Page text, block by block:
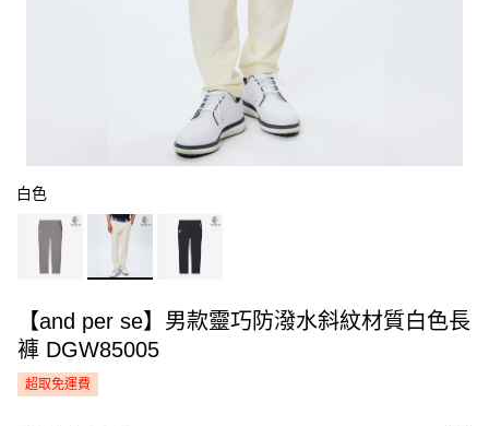
白色
【and per se】男款靈巧防潑水斜紋材質白色長
褲 DGW85005
超取免運費